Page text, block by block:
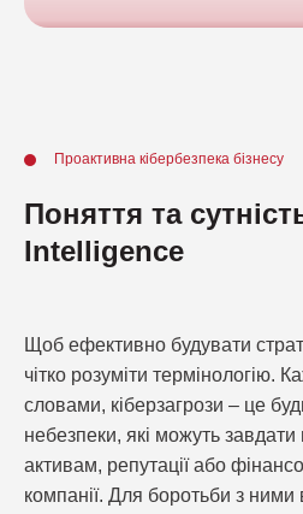
Проактивна кібербезпека бізнесу
Поняття та
Intelligence
Щоб ефективно будувати
чітко розуміти термінологію.
словами, кіберзагрози – це
небезпеки, які можуть
активам, репутації або
компанії. Для боротьби з ними